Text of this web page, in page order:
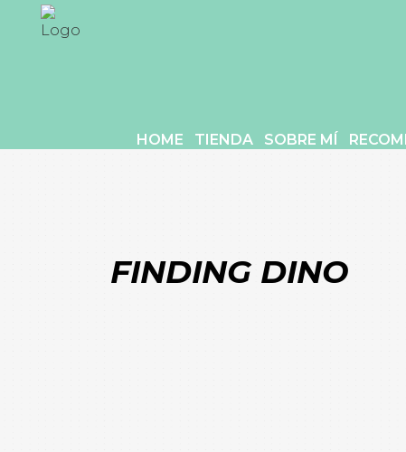
HOME TIENDA SOBRE MÍ
FINDING DINO